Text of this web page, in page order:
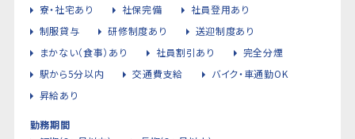
寮・社宅あり
社保完備
社員登用あり
制服貸与
研修制度あり
送迎制度あり
まかない（食事）あり
社員割引あり
完全分煙
駅から5分以内
交通費支給
バイク・車通勤OK
昇給あり
勤務期間